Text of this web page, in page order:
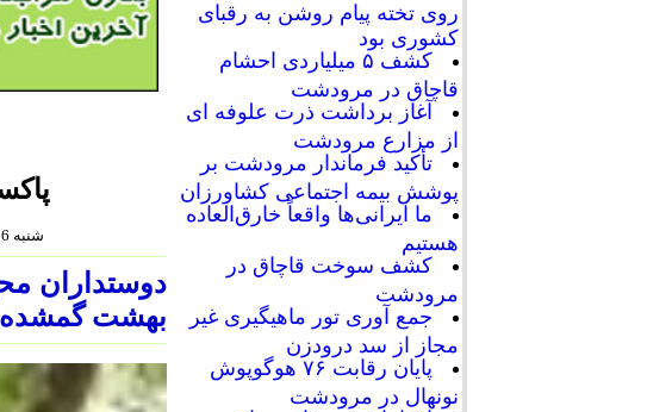
روی تخته پیام روشن به رقبای
کشوری بود
کشف ۵ میلیاردی احشام
قاچاق در مرودشت
آغاز برداشت ذرت علوفه ای
از مزارع مرودشت
تأکید فرماندار مرودشت بر
پوشش بیمه اجتماعی کشاورزان
ما ایرانی‌ها واقعاً خارق‌العاده
هستیم
کشف سوخت قاچاق در
مرودشت
جمع آوری تور ماهیگیری غیر
مجاز از سد درودزن
پایان رقابت‌ ۷۶ هوگوپوش
نونهال در مرودشت
شنبه 6 مهر 1392
دوستداران
بهشت گمشده